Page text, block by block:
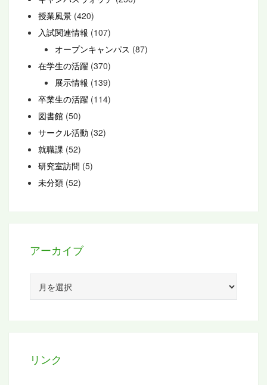
授業風景 (420)
入試関連情報 (107)
オープンキャンパス (87)
在学生の活躍 (370)
展示情報 (139)
卒業生の活躍 (114)
図書館 (50)
サークル活動 (32)
就職課 (52)
研究室訪問 (5)
未分類 (52)
アーカイブ
カ
リンク